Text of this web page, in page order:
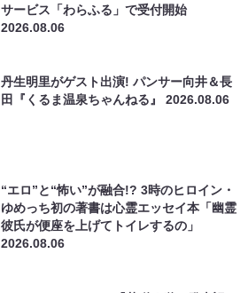
サービス「わらふる」で受付開始
2026.08.06
丹生明里がゲスト出演! パンサー向井＆長
田『くるま温泉ちゃんねる』2026.08.06
“エロ”と“怖い”が融合!? 3時のヒロイン・
ゆめっち初の著書は心霊エッセイ本「幽霊
彼氏が便座を上げてトイレするの」
2026.08.06